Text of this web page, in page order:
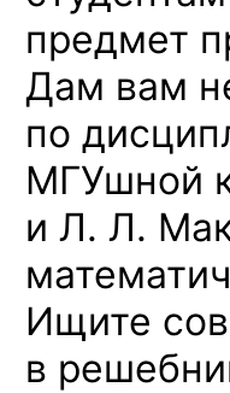
предмет
Дам вам
по
МГУшной
и Л. Л.
Ищите
в